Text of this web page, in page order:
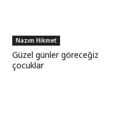
Nazım Hikmet
Güzel günler göreceğiz
çocuklar